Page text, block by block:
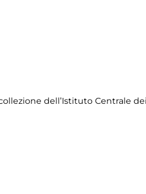
dell’Istituto Centrale